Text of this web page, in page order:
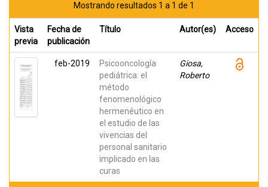
Mostrando resultados 1 a 1 de 1
Vista
previa
Fecha de
publicación
Título Autor(es) Acceso
feb-2019
Psicooncología
pediátrica: el
método
fenomenológico
hermenéutico en
el estudio de las
vivencias del
personal sanitario
implicado en las
curas
Giosa,
Roberto